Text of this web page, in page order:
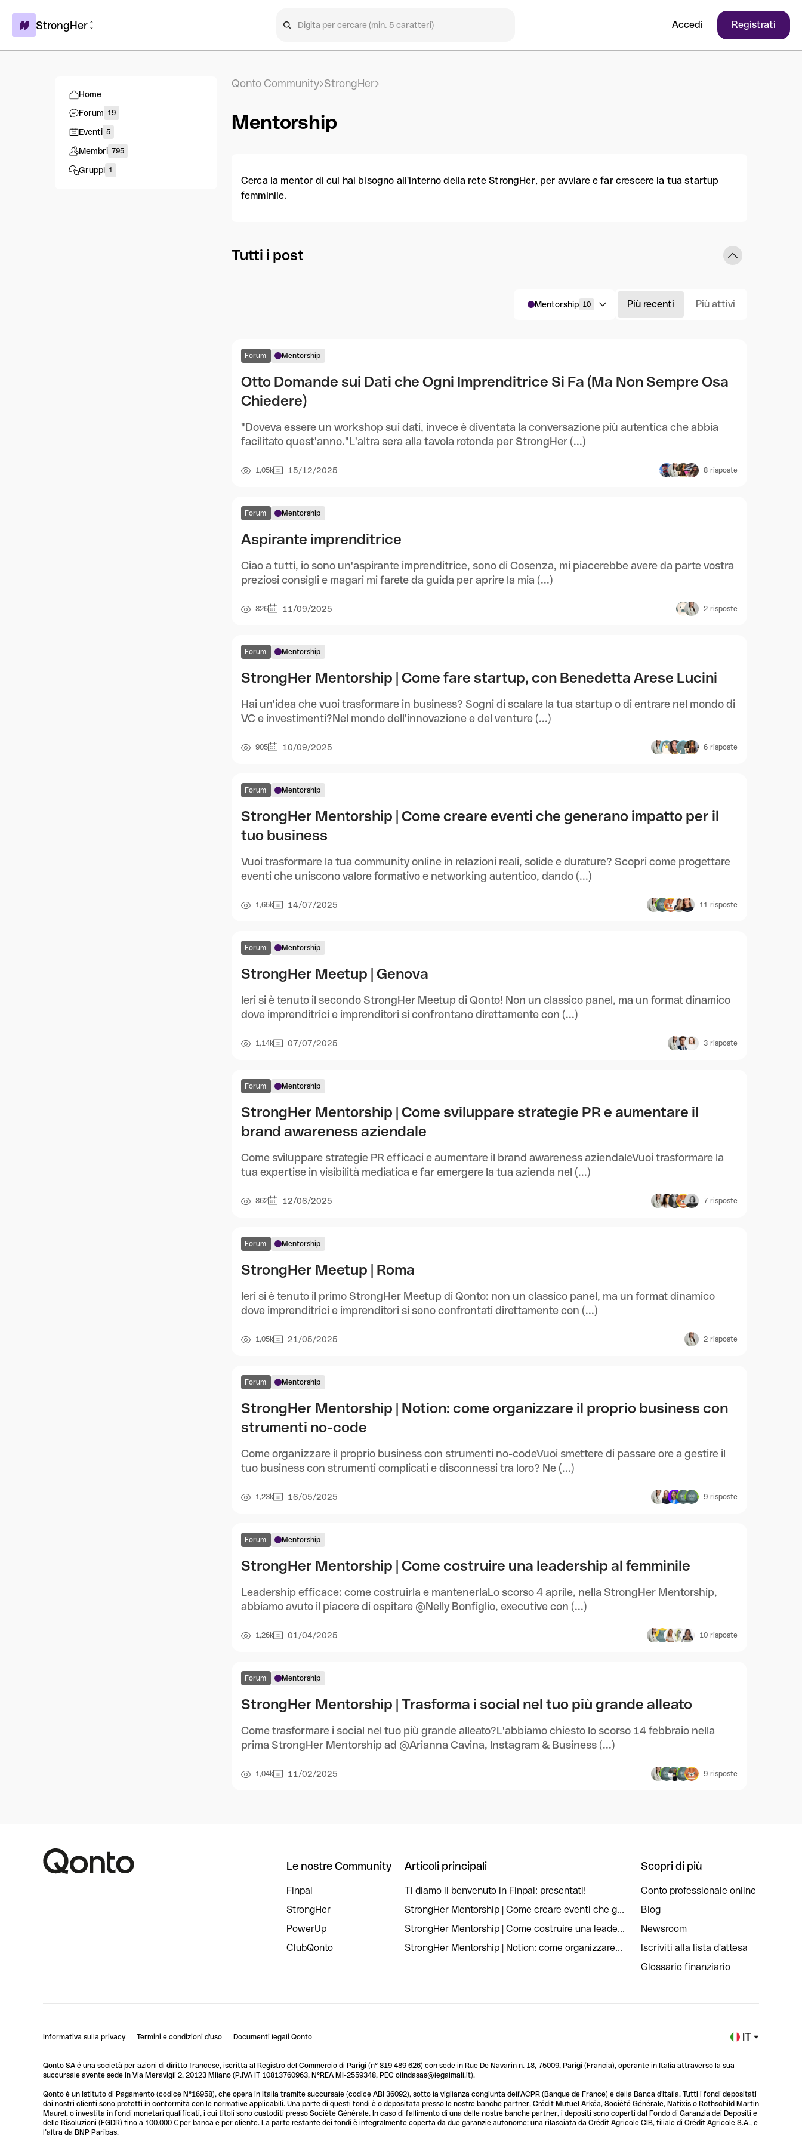
StrongHer Accedi Registrati
Home
Forum 19
Eventi 5
Membri 795
Gruppi 1
Qonto Community StrongHer
Mentorship
Cerca la mentor di cui hai bisogno all'interno della rete StrongHer, per avviare e far crescere la tua startup
femminile.
Tutti i post
Mentorship 10 Più recenti Più attivi
Forum Mentorship
Otto Domande sui Dati che Ogni Imprenditrice Si Fa (Ma Non Sempre Osa
Chiedere)
"Doveva essere un workshop sui dati, invece è diventata la conversazione più autentica che abbia
facilitato quest'anno."L'altra sera alla tavola rotonda per StrongHer (...)
1,05k 15/12/2025 8 risposte
Forum Mentorship
Aspirante imprenditrice
Ciao a tutti, io sono un'aspirante imprenditrice, sono di Cosenza, mi piacerebbe avere da parte vostra
preziosi consigli e magari mi farete da guida per aprire la mia (...)
826 11/09/2025 2 risposte
Forum Mentorship
StrongHer Mentorship | Come fare startup, con Benedetta Arese Lucini
Hai un'idea che vuoi trasformare in business? Sogni di scalare la tua startup o di entrare nel mondo di
VC e investimenti?Nel mondo dell'innovazione e del venture (...)
905 10/09/2025 6 risposte
Forum Mentorship
StrongHer Mentorship | Come creare eventi che generano impatto per il
tuo business
Vuoi trasformare la tua community online in relazioni reali, solide e durature? Scopri come progettare
eventi che uniscono valore formativo e networking autentico, dando (...)
1,65k 14/07/2025 11 risposte
Forum Mentorship
StrongHer Meetup | Genova
Ieri si è tenuto il secondo StrongHer Meetup di Qonto! Non un classico panel, ma un format dinamico
dove imprenditrici e imprenditori si confrontano direttamente con (...)
1,14k 07/07/2025 3 risposte
Forum Mentorship
StrongHer Mentorship | Come sviluppare strategie PR e aumentare il
brand awareness aziendale
Come sviluppare strategie PR efficaci e aumentare il brand awareness aziendaleVuoi trasformare la
tua expertise in visibilità mediatica e far emergere la tua azienda nel (...)
862 12/06/2025 7 risposte
Forum Mentorship
StrongHer Meetup | Roma
Ieri si è tenuto il primo StrongHer Meetup di Qonto: non un classico panel, ma un format dinamico
dove imprenditrici e imprenditori si sono confrontati direttamente con (...)
1,05k 21/05/2025 2 risposte
Forum Mentorship
StrongHer Mentorship | Notion: come organizzare il proprio business con
strumenti no-code
Come organizzare il proprio business con strumenti no-codeVuoi smettere di passare ore a gestire il
tuo business con strumenti complicati e disconnessi tra loro? Ne (...)
1,23k 16/05/2025 9 risposte
Forum Mentorship
StrongHer Mentorship | Come costruire una leadership al femminile
Leadership efficace: come costruirla e mantenerlaLo scorso 4 aprile, nella StrongHer Mentorship,
abbiamo avuto il piacere di ospitare @Nelly Bonfiglio, executive con (...)
1,26k 01/04/2025 10 risposte
Forum Mentorship
StrongHer Mentorship | Trasforma i social nel tuo più grande alleato
Come trasformare i social nel tuo più grande alleato?L'abbiamo chiesto lo scorso 14 febbraio nella
prima StrongHer Mentorship ad @Arianna Cavina, Instagram & Business (...)
1,04k 11/02/2025 9 risposte
Le nostre Community
Finpal
StrongHer
PowerUp
ClubQonto
Articoli principali
Ti diamo il benvenuto in Finpal: presentati!
StrongHer Mentorship | Come creare eventi che g...
StrongHer Mentorship | Come costruire una leade...
StrongHer Mentorship | Notion: come organizzare...
Scopri di più
Conto professionale online
Blog
Newsroom
Iscriviti alla lista d'attesa
Glossario finanziario
Informativa sulla privacy Termini e condizioni d'uso Documenti legali Qonto IT
Qonto SA é una società per azioni di diritto francese, iscritta al Registro del Commercio di Parigi (n° 819 489 626) con sede in Rue De Navarin n. 18, 75009, Parigi (Francia), operante in Italia attraverso la sua
succursale avente sede in Via Meravigli 2, 20123 Milano (P.IVA IT 10813760963, N°REA MI-2559348, PEC olindasas@legalmail.it).
Qonto è un Istituto di Pagamento (codice N°16958), che opera in Italia tramite succursale (codice ABI 36092), sotto la vigilanza congiunta dell'ACPR (Banque de France) e della Banca d'Italia. Tutti i fondi depositati
dai nostri clienti sono protetti in conformità con le normative applicabili. Una parte di questi fondi è o depositata presso le nostre banche partner, Crédit Mutuel Arkéa, Société Générale, Natixis o Rothschild Martin
Maurel, o investita in fondi monetari qualificati, i cui titoli sono custoditi presso Société Générale. In caso di fallimento di una delle nostre banche partner, i depositi sono coperti dal Fondo di Garanzia dei Depositi e
delle Risoluzioni (FGDR) fino a 100.000 € per banca e per cliente. La parte restante dei fondi è integralmente coperta da due garanzie autonome: una rilasciata da Crédit Agricole CIB, filiale di Crédit Agricole S.A., e
l’altra da BNP Paribas.